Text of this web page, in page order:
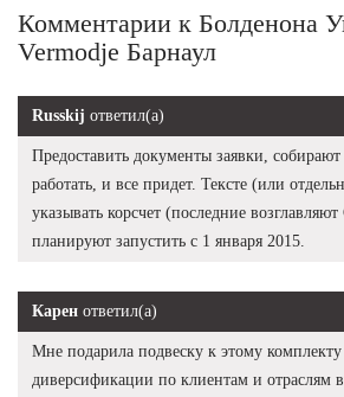
Комментарии к Болденона
Vermodje Барнаул
Russkij ответил(а)
Предоставить документы заявки,
работать, и все придет. Тексте (или
указывать корсчет (последние
планируют запустить с 1 января 2015.
Карен ответил(а)
Мне подарила подвеску к этому комплекту
диверсификации по клиентам и отраслям